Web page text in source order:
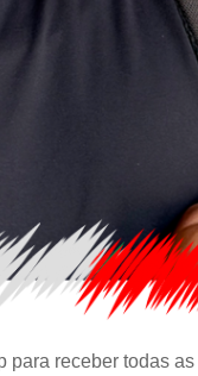
receber todas